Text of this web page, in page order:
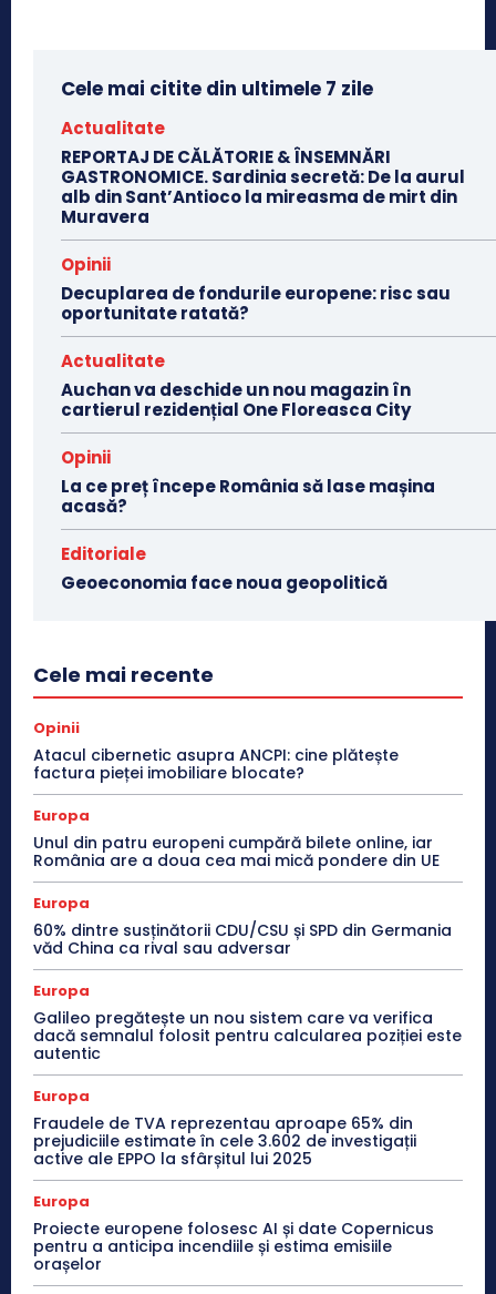
Cele mai citite din ultimele 7 zile
Actualitate
REPORTAJ DE CĂLĂTORIE & ÎNSEMNĂRI
GASTRONOMICE. Sardinia secretă: De la aurul
alb din Sant’Antioco la mireasma de mirt din
Muravera
Opinii
Decuplarea de fondurile europene: risc sau
oportunitate ratată?
Actualitate
Auchan va deschide un nou magazin în
cartierul rezidențial One Floreasca City
Opinii
La ce preț începe România să lase mașina
acasă?
Editoriale
Geoeconomia face noua geopolitică
Cele mai recente
Opinii
Atacul cibernetic asupra ANCPI: cine plătește
factura pieței imobiliare blocate?
Europa
Unul din patru europeni cumpără bilete online, iar
România are a doua cea mai mică pondere din UE
Europa
60% dintre susținătorii CDU/CSU și SPD din Germania
văd China ca rival sau adversar
Europa
Galileo pregătește un nou sistem care va verifica
dacă semnalul folosit pentru calcularea poziției este
autentic
Europa
Fraudele de TVA reprezentau aproape 65% din
prejudiciile estimate în cele 3.602 de investigații
active ale EPPO la sfârșitul lui 2025
Europa
Proiecte europene folosesc AI și date Copernicus
pentru a anticipa incendiile și estima emisiile
orașelor